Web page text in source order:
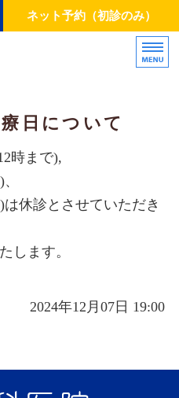
医療法人社団厚和会くまの歯科
日について
時まで),
休診とさせていただき
します。
2024年12月07日 19:00
ネット予約（初診のみ）